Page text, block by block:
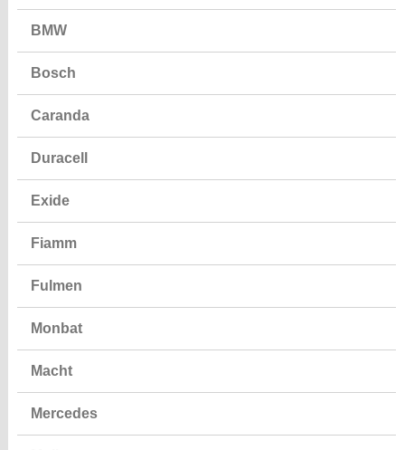
BMW
Bosch
Caranda
Duracell
Exide
Fiamm
Fulmen
Monbat
Macht
Mercedes